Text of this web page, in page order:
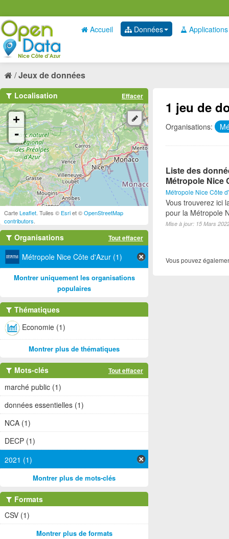
Accueil Données Applications
Jeux de données
1 jeu de
Organisations:
Liste des
Métropole Nice
Métropole Nice Côte
Vous trouverez ici
pour la Métropole
Mise à jour: 15 Mars
Vous pouvez
Localisation Effacer
+
-
CarteLeaflet . Tuiles © Esriet ©OpenStreetMap
contributors
Organisations Tout effacer
Métropole Nice Côte d'Azur (1)
Montrer uniquement les organisations
populaires
Thématiques
Economie (1)
Montrer plus de thématiques
Mots-clés Tout effacer
marché public (1)
données essentielles (1)
NCA (1)
DECP (1)
2021 (1)
Montrer plus de mots-clés
Formats
CSV (1)
Montrer plus de formats